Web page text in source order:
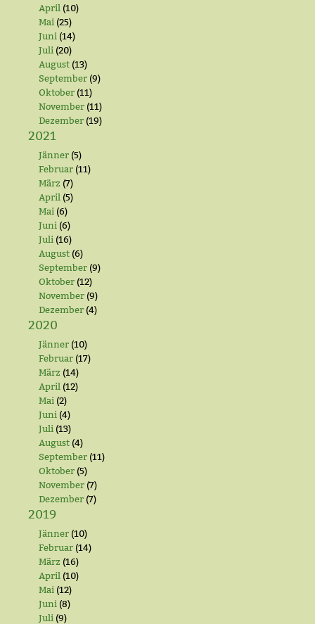
April (10)
Mai (25)
Juni (14)
Juli (20)
August (13)
September (9)
Oktober (11)
November (11)
Dezember (19)
2021
Jänner (5)
Februar (11)
März (7)
April (5)
Mai (6)
Juni (6)
Juli (16)
August (6)
September (9)
Oktober (12)
November (9)
Dezember (4)
2020
Jänner (10)
Februar (17)
März (14)
April (12)
Mai (2)
Juni (4)
Juli (13)
August (4)
September (11)
Oktober (5)
November (7)
Dezember (7)
2019
Jänner (10)
Februar (14)
März (16)
April (10)
Mai (12)
Juni (8)
Juli (9)